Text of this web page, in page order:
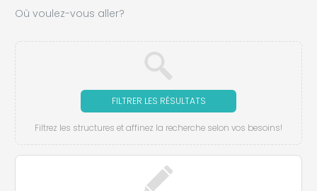
Où voulez-vous aller?
FILTRER LES RÉSULTATS
Filtrez les structures et affinez la recherche selon vos besoins!